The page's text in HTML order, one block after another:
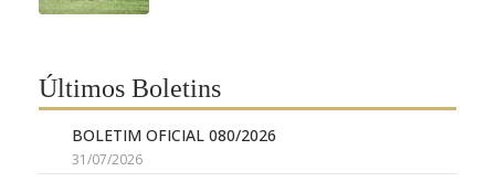
Últimos Boletins
BOLETIM OFICIAL 080/2026
31/07/2026